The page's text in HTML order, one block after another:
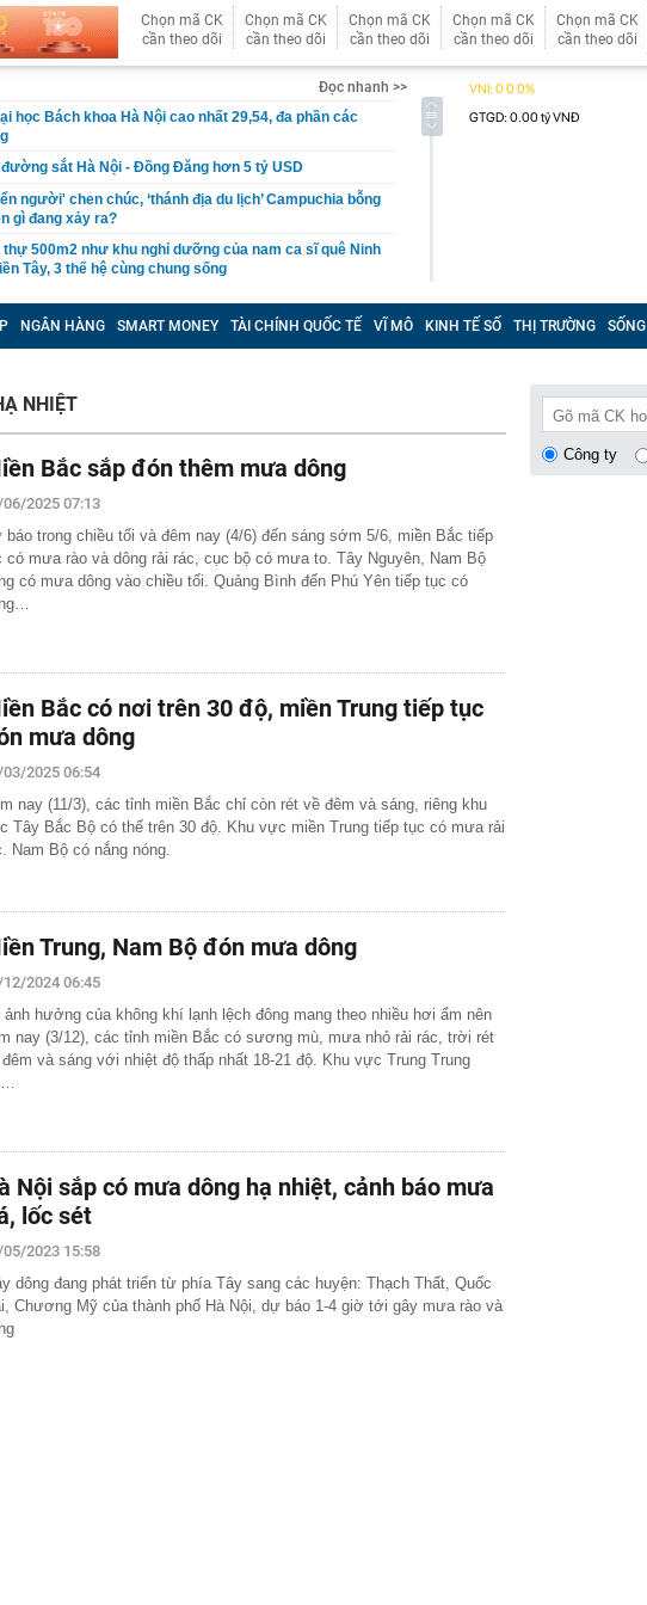
Chọn mã CK
cần theo dõi
Chọn mã CK
cần theo dõi
Chọn mã CK
cần theo dõi
Chọn mã CK
cần theo dõi
Chọn mã CK
cần theo dõi
Đọc nhanh >>
học Bách khoa Hà Nội cao nhất 29,54, đa phần các
sắt Hà Nội - Đồng Đăng hơn 5 tỷ USD
người' chen chúc, ‘thánh địa du lịch’ Campuchia bỗng
gì đang xảy ra?
thự 500m2 như khu nghỉ dưỡng của nam ca sĩ quê Ninh
Tây, 3 thế hệ cùng chung sống
báo quan trọng liên quan đến sổ đỏ, người dân nên
viện Ngân hàng 2026 cao nhất 26,61
biệt giữa con và bạn bè đồng trang lứa sẽ thấy rõ
hạ tầng sạc xe điện trên cao tốc Bắc - Nam?
gáy': Bảo Tín Mạnh Hải, Mi Hồng làm ăn ra sao?
7 lần: Samsung và Google chính thức lộ diện kính AI
của Meta
giam nguyên Trưởng Ban quản lý chung cư Ngô Anh
Vâu
ra mắt xe tay côn cổ điển 150 cc giá 30 triệu đồng
X và Yamaha Exciter
nối cao tốc TP.HCM - Long Thành sau gần 8 tháng thi
nửa thu nhập, tôi mới hiểu “càng ít tiêu càng tốt” là
hiểm
muốn tăng sở hữu tại Digiworld
ra đồng, tiết lộ những thói quen duy trì suốt nhiều
việc làm tăng vọt, lộ diện 'ngành hot'
Á duy trì ở mức cao
NGÂN HÀNG SMART MONEY TÀI CHÍNH QUỐC TẾ VĨ MÔ KINH TẾ SỐ THỊ TRƯỜNG SỐNG
NHIỆT
Bắc sắp đón thêm mưa dông
2025 07:13
báo trong chiều tối và đêm nay (4/6) đến sáng sớm 5/6, miền Bắc tiếp
có mưa rào và dông rải rác, cục bộ có mưa to. Tây Nguyên, Nam Bộ
có mưa dông vào chiều tối. Quảng Bình đến Phú Yên tiếp tục có
Bắc có nơi trên 30 độ, miền Trung tiếp tục
mưa dông
03/2025 06:54
nay (11/3), các tỉnh miền Bắc chỉ còn rét về đêm và sáng, riêng khu
Tây Bắc Bộ có thể trên 30 độ. Khu vực miền Trung tiếp tục có mưa rải
Nam Bộ có nắng nóng.
Trung, Nam Bộ đón mưa dông
2024 06:45
ảnh hưởng của không khí lạnh lệch đông mang theo nhiều hơi ẩm nên
nay (3/12), các tỉnh miền Bắc có sương mù, mưa nhỏ rải rác, trời rét
và sáng với nhiệt độ thấp nhất 18-21 độ. Khu vực Trung Trung
Nội sắp có mưa dông hạ nhiệt, cảnh báo mưa
lốc sét
2023 15:58
dông đang phát triển từ phía Tây sang các huyện: Thạch Thất, Quốc
Chương Mỹ của thành phố Hà Nội, dự báo 1-4 giờ tới gây mưa rào và
Công ty